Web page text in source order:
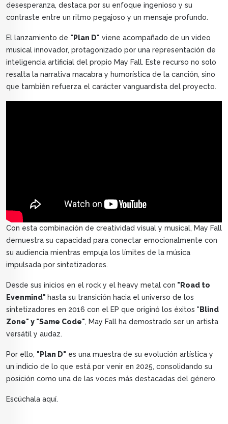
desesperanza, destaca por su enfoque ingenioso y su
contraste entre un ritmo pegajoso y un mensaje profundo.
El lanzamiento de "Plan D" viene acompañado de un video
musical innovador, protagonizado por una representación de
inteligencia artificial del propio May Fall. Este recurso no solo
resalta la narrativa macabra y humorística de la canción, sino
que también refuerza el carácter vanguardista del proyecto.
Con esta combinación de creatividad visual y musical, May Fall
demuestra su capacidad para conectar emocionalmente con
su audiencia mientras empuja los límites de la música
impulsada por sintetizadores.
Desde sus inicios en el rock y el heavy metal con "Road to
Evenmind" hasta su transición hacia el universo de los
sintetizadores en 2016 con el EP que originó los éxitos " Blind
Zone" y "Same Code", May Fall ha demostrado ser un artista
versátil y audaz.
Por ello, "Plan D" es una muestra de su evolución artística y
un indicio de lo que está por venir en 2025, consolidando su
posición como una de las voces más destacadas del género.
Escúchala aquí.